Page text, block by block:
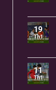
19
Th1
11
Th1